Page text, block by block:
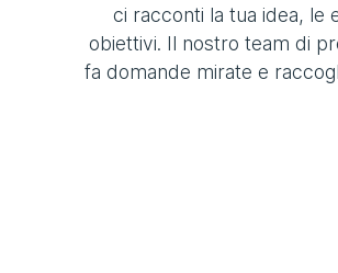
ci racconti la tua idea, le
obiettivi. Il nostro team di
fa domande mirate e